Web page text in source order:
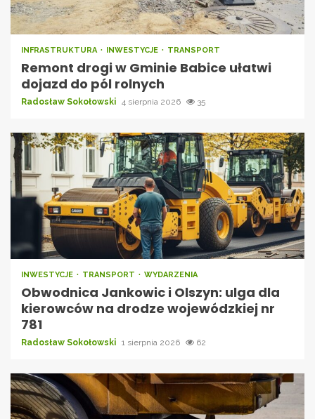
INFRASTRUKTURA INWESTYCJE TRANSPORT
Remont drogi w Gminie Babice ułatwi
dojazd do pól rolnych
Radosław Sokołowski 4 sierpnia 2026 35
INWESTYCJE TRANSPORT WYDARZENIA
Obwodnica Jankowic i Olszyn: ulga dla
kierowców na drodze wojewódzkiej nr
781
Radosław Sokołowski 1 sierpnia 2026 62